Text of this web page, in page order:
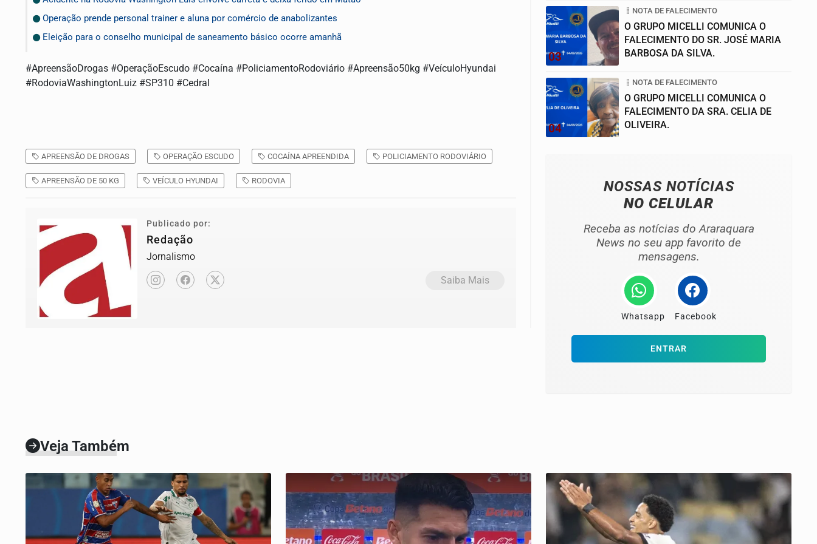
Operação prende personal trainer e aluna por comércio de anabolizantes
Eleição para o conselho municipal de saneamento básico ocorre amanhã
#ApreensãoDrogas #OperaçãoEscudo #Cocaína #PoliciamentoRodoviário #Apreensão50kg #VeículoHyundai
#RodoviaWashingtonLuiz #SP310 #Cedral
APREENSÃO DE DROGAS OPERAÇÃO ESCUDO COCAÍNA APREENDIDA POLICIAMENTO RODOVIÁRIO
APREENSÃO DE 50 KG VEÍCULO HYUNDAI RODOVIA
Publicado por:
Redação
Jornalismo
Saiba Mais
03
NOTA DE FALECIMENTO
O GRUPO MICELLI COMUNICA O
FALECIMENTO DO SR. JOSÉ MARIA
BARBOSA DA SILVA.
04
NOTA DE FALECIMENTO
O GRUPO MICELLI COMUNICA O
FALECIMENTO DA SRA. CELIA DE
OLIVEIRA.
NOSSAS NOTÍCIAS
NO CELULAR
Receba as notícias do Araraquara
News no seu app favorito de
mensagens.
Whatsapp Facebook
ENTRAR
Veja Também